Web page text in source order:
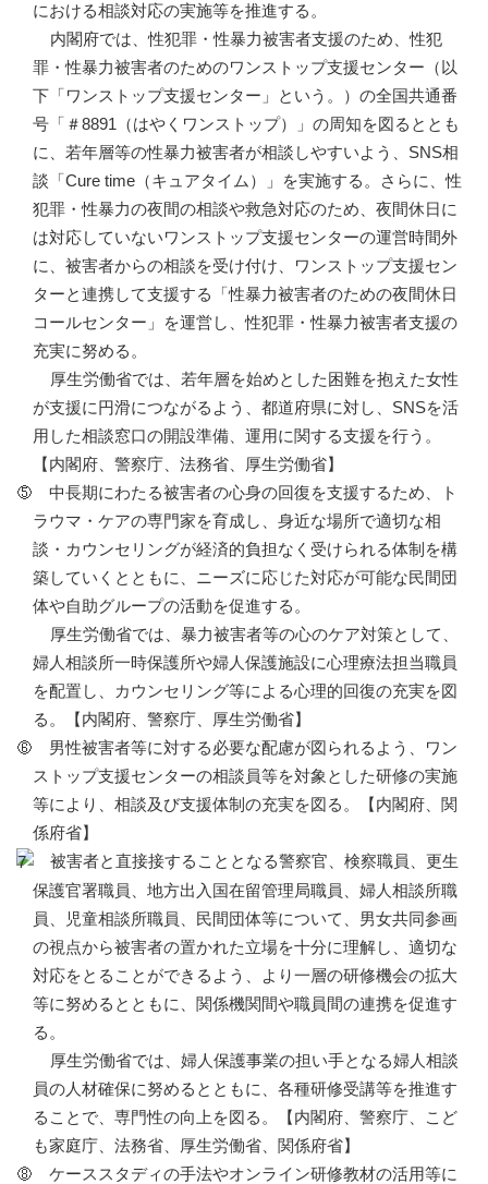
における相談対応の実施等を推進する。
内閣府では、性犯罪・性暴力被害者支援のため、性犯
罪・性暴力被害者のためのワンストップ支援センター（以
下「ワンストップ支援センター」という。）の全国共通番
号「＃8891（はやくワンストップ）」の周知を図るととも
に、若年層等の性暴力被害者が相談しやすいよう、SNS相
談「Cure time（キュアタイム）」を実施する。さらに、性
犯罪・性暴力の夜間の相談や救急対応のため、夜間休日に
は対応していないワンストップ支援センターの運営時間外
に、被害者からの相談を受け付け、ワンストップ支援セン
ターと連携して支援する「性暴力被害者のための夜間休日
コールセンター」を運営し、性犯罪・性暴力被害者支援の
充実に努める。
厚生労働省では、若年層を始めとした困難を抱えた女性
が支援に円滑につながるよう、都道府県に対し、SNSを活
用した相談窓口の開設準備、運用に関する支援を行う。
【内閣府、警察庁、法務省、厚生労働省】
中長期にわたる被害者の心身の回復を支援するため、ト
ラウマ・ケアの専門家を育成し、身近な場所で適切な相
談・カウンセリングが経済的負担なく受けられる体制を構
築していくとともに、ニーズに応じた対応が可能な民間団
体や自助グループの活動を促進する。
厚生労働省では、暴力被害者等の心のケア対策として、
婦人相談所一時保護所や婦人保護施設に心理療法担当職員
を配置し、カウンセリング等による心理的回復の充実を図
る。【内閣府、警察庁、厚生労働省】
男性被害者等に対する必要な配慮が図られるよう、ワン
ストップ支援センターの相談員等を対象とした研修の実施
等により、相談及び支援体制の充実を図る。【内閣府、関
係府省】
被害者と直接接することとなる警察官、検察職員、更生
保護官署職員、地方出入国在留管理局職員、婦人相談所職
員、児童相談所職員、民間団体等について、男女共同参画
の視点から被害者の置かれた立場を十分に理解し、適切な
対応をとることができるよう、より一層の研修機会の拡大
等に努めるとともに、関係機関間や職員間の連携を促進す
る。
厚生労働省では、婦人保護事業の担い手となる婦人相談
員の人材確保に努めるとともに、各種研修受講等を推進す
ることで、専門性の向上を図る。【内閣府、警察庁、こど
も家庭庁、法務省、厚生労働省、関係府省】
ケーススタディの手法やオンライン研修教材の活用等に